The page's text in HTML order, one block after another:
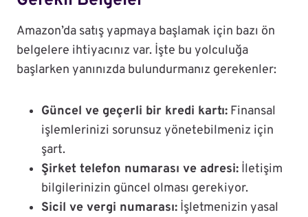
Amazon’da satış yapmaya başlamak için bazı ön
belgelere ihtiyacınız var. İşte bu yolculuğa
başlarken yanınızda bulundurmanız gerekenler:
Güncel ve geçerli bir kredi kartı: Finansal
işlemlerinizi sorunsuz yönetebilmeniz için
şart.
Şirket telefon numarası ve adresi: İletişim
bilgilerinizin güncel olması gerekiyor.
Sicil ve vergi numarası: İşletmenizin yasal